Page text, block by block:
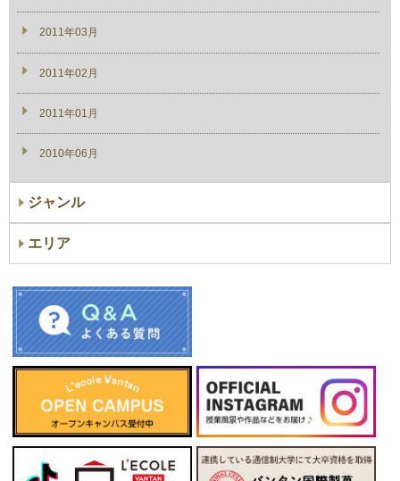
2011年03月
2011年02月
2011年01月
2010年06月
ジャンル
エリア